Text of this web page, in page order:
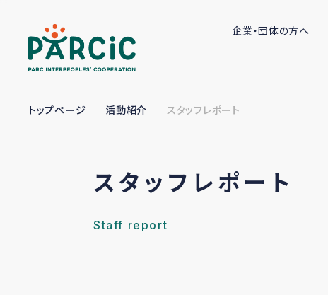
企業・団体の方へ
トップページ 活動紹介 スタッフレポート
スタッフレポート
Staff report